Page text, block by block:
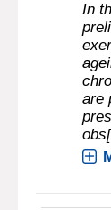
In
are